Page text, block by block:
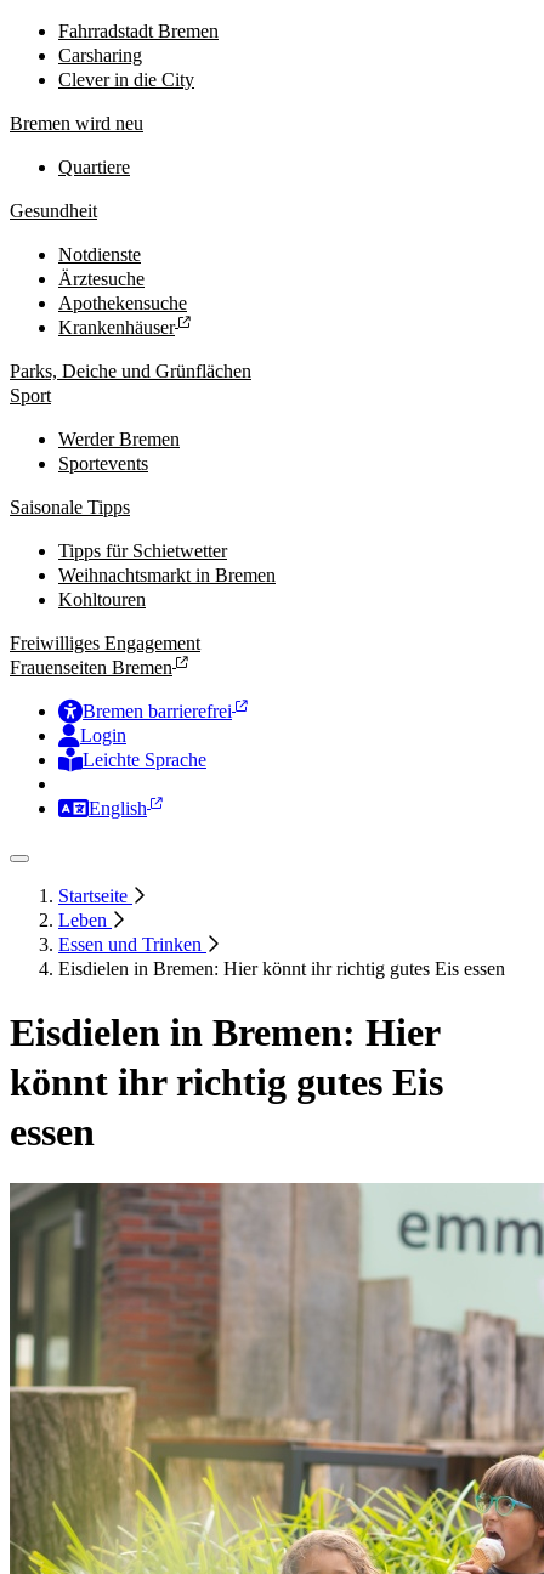
Fahrradstadt Bremen
Carsharing
Clever in die City
Bremen wird neu
Quartiere
Gesundheit
Notdienste
Ärztesuche
Apothekensuche
Krankenhäuser
Parks, Deiche und Grünflächen
Sport
Werder Bremen
Sportevents
Saisonale Tipps
Tipps für Schietwetter
Weihnachtsmarkt in Bremen
Kohltouren
Freiwilliges Engagement
Frauenseiten Bremen
Bremen barrierefrei
Login
Leichte Sprache
English
Startseite
Leben
Essen und Trinken
Eisdielen in Bremen: Hier könnt ihr richtig gutes Eis essen
Eisdielen in Bremen: Hier
könnt ihr richtig gutes Eis
essen